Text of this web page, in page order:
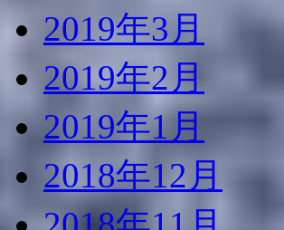
2019年3月
2019年2月
2019年1月
2018年12月